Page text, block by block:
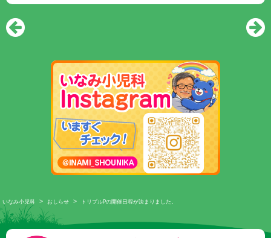
いなみ小児科 > おしらせ > トリプルPの開催日程が決まりました。